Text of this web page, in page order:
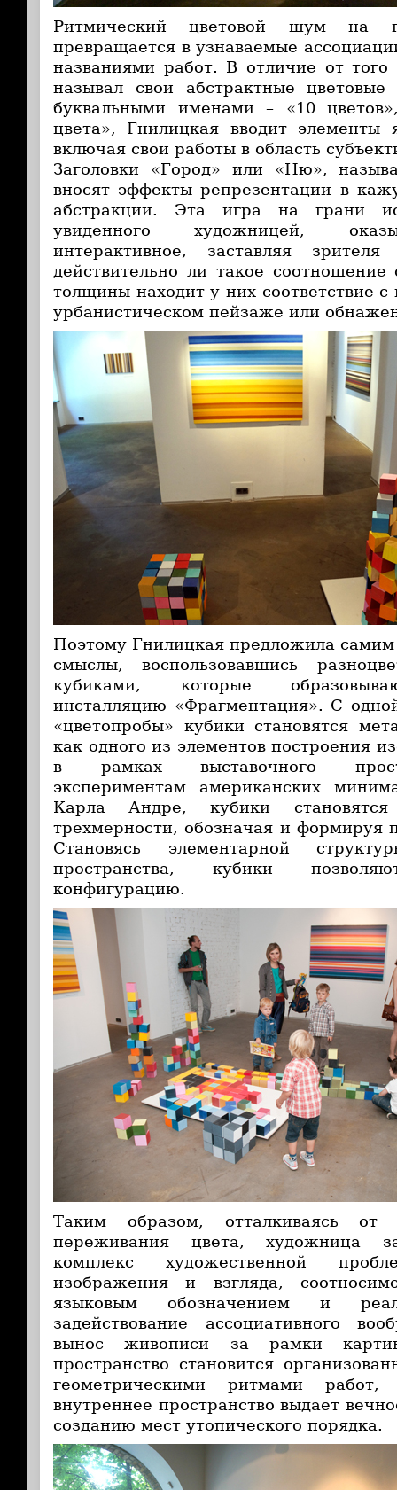
Ритмический цветовой шум на
превращается в узнаваемые
названиями работ. В отличие от
называл свои абстрактные цветовые
буквальными именами – «10
цвета», Гнилицкая вводит элементы
включая свои работы в область
Заголовки «Город» или «Ню»,
вносят эффекты репрезентации в
абстракции. Эта игра на грани
увиденного художницей,
интерактивное, заставляя
действительно ли такое
толщины находит у них соответствие с
урбанистическом пейзаже или
Поэтому Гнилицкая предложила самим
смыслы, воспользовавшись
кубиками, которые
инсталляцию «Фрагментация». С
«цветопробы» кубики становятся
как одного из элементов построения
в рамках выставочного
экспериментам американских
Карла Андре, кубики
трехмерности, обозначая и формируя
Становясь элементарной
пространства, кубики
конфигурацию.
Таким образом, отталкиваясь от
переживания цвета, художница
комплекс художественной
изображения и взгляда,
языковым обозначением и
задействование ассоциативного
вынос живописи за рамки
пространство становится
геометрическими ритмами
внутреннее пространство выдает
созданию мест утопического порядка.